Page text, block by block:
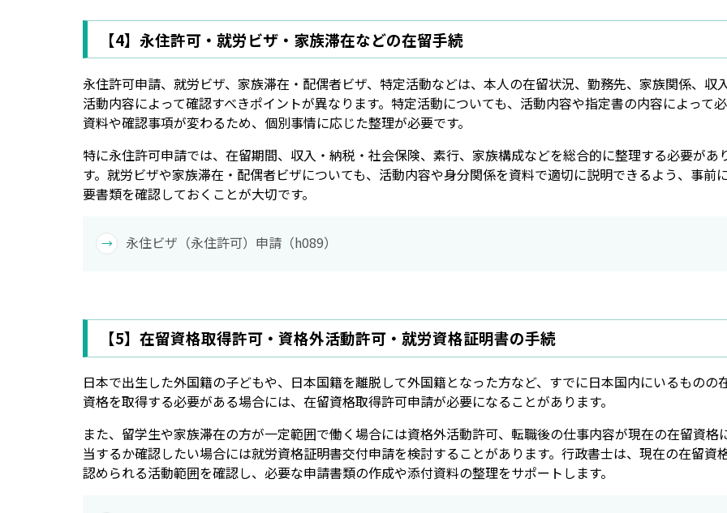
【4】永住許可・就労ビザ・家族滞在などの在留手続
永住許可申請、就労ビザ、家族滞在・配偶者ビザ、特定活動などは、本人の在留状況、勤務先、家族関係、収入
活動内容によって確認すべきポイントが異なります。特定活動についても、活動内容や指定書の内容によって
資料や確認事項が変わるため、個別事情に応じた整理が必要です。
特に永住許可申請では、在留期間、収入・納税・社会保険、素行、家族構成などを総合的に整理する必要があ
す。就労ビザや家族滞在・配偶者ビザについても、活動内容や身分関係を資料で適切に説明できるよう、事前
要書類を確認しておくことが大切です。
永住ビザ（永住許可）申請（h089）
【5】在留資格取得許可・資格外活動許可・就労資格証明書の手続
日本で出生した外国籍の子どもや、日本国籍を離脱して外国籍となった方など、すでに日本国内にいるものの
資格を取得する必要がある場合には、在留資格取得許可申請が必要になることがあります。
また、留学生や家族滞在の方が一定範囲で働く場合には資格外活動許可、転職後の仕事内容が現在の在留資格
当するか確認したい場合には就労資格証明書交付申請を検討することがあります。行政書士は、現在の在留資
認められる活動範囲を確認し、必要な申請書類の作成や添付資料の整理をサポートします。